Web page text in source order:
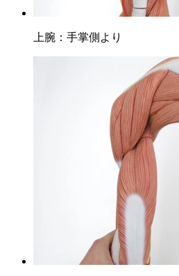
上腕：手掌側より